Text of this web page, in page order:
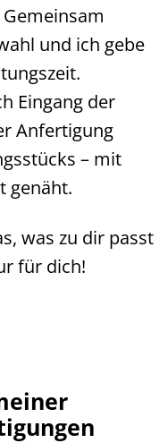
Gemeinsam
und ich gebe
Eingang der
Anfertigung
– mit
genäht.
was zu dir passt
für dich!